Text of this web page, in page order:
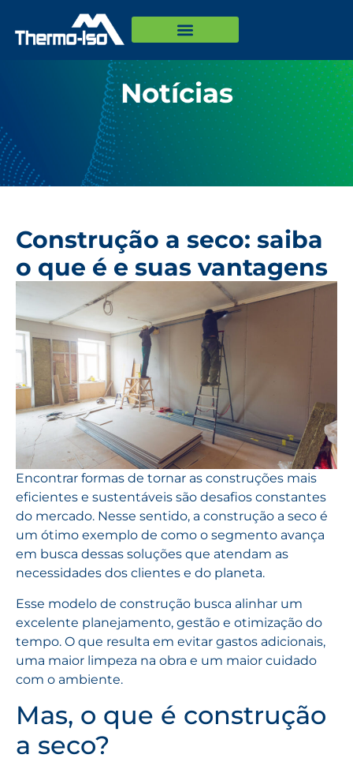
Notícias
Construção a seco: saiba
o que é e suas vantagens
Encontrar formas de tornar as construções mais
eficientes e sustentáveis são desafios constantes
do mercado. Nesse sentido, a construção a seco é
um ótimo exemplo de como o segmento avança
em busca dessas soluções que atendam as
necessidades dos clientes e do planeta.
Esse modelo de construção busca alinhar um
excelente planejamento, gestão e otimização do
tempo. O que resulta em evitar gastos adicionais,
uma maior limpeza na obra e um maior cuidado
com o ambiente.
Mas, o que é construção
a seco?